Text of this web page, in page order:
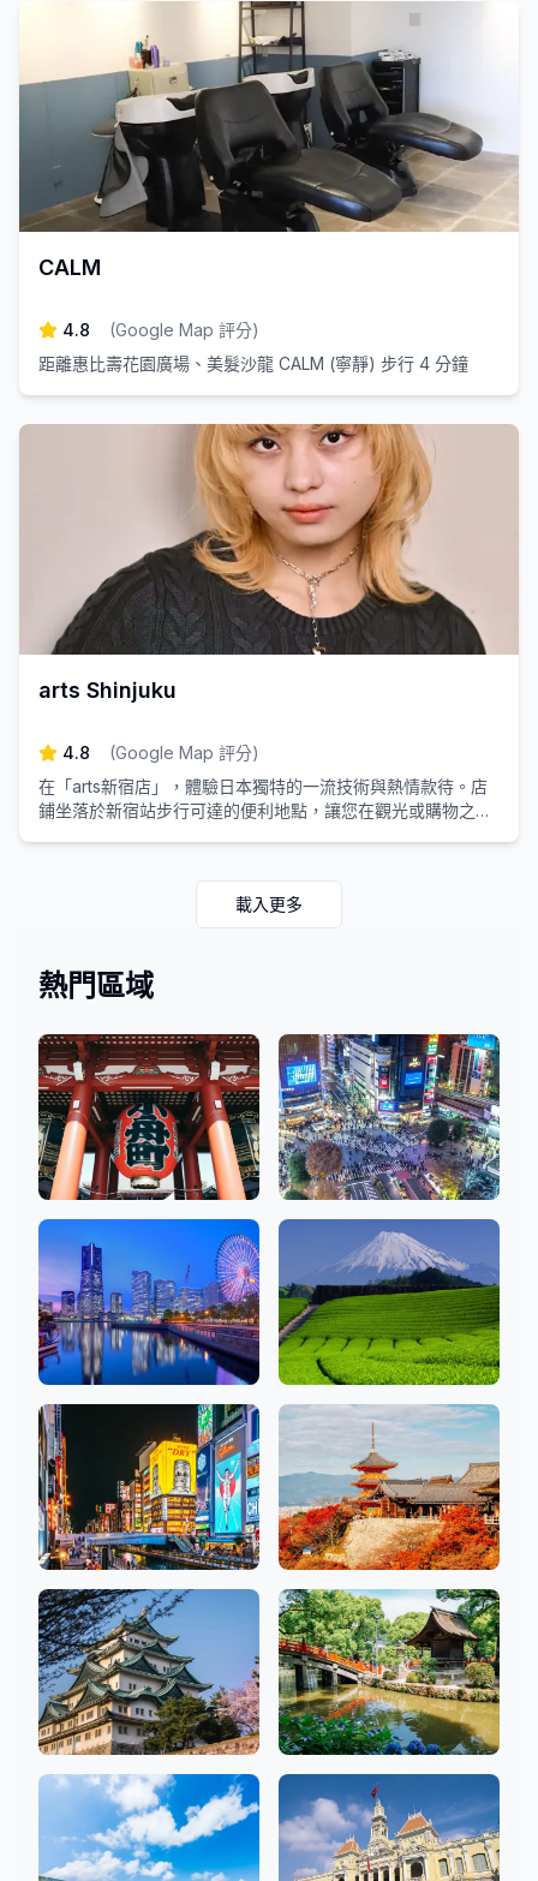
CALM
4.8 (Google Map 評分)
距離惠比壽花園廣場、美髮沙龍 CALM (寧靜) 步行 4 分鐘
arts Shinjuku
4.8 (Google Map 評分)
在「arts新宿店」，體驗日本獨特的一流技術與熱情款待。店
鋪坐落於新宿站步行可達的便利地點，讓您在觀光或購物之
載入更多
熱門區域
淺草、銀座、上野 澀谷、新宿、池袋
80 沙龍
神奈川
19 沙龍
靜岡
2 沙龍
大阪
26 沙龍
京都
10 沙龍
爱知 福冈
7 沙龍